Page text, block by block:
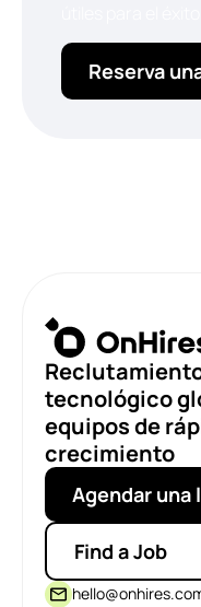
Reserva
tecnológico
equipos de
crecimiento
Agendar una
Find a Job